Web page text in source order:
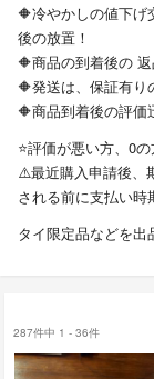
🔶冷やかしの値下げ
後の放置！
🔶商品の到着後の 返
🔶発送は、保証有り
🔶商品到着後の評価
⭐️評価が悪い方、0
⚠️最近購入申請後、
される前に支払い時
タイ限定品などを出
287件中 1 - 36件